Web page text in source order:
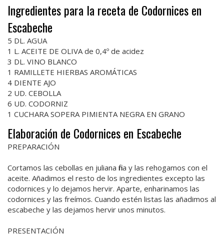
Ingredientes para la receta de Codornices en
Escabeche
5 DL. AGUA
1 L. ACEITE DE OLIVA de 0,4º de acidez
3 DL. VINO BLANCO
1 RAMILLETE HIERBAS AROMÁTICAS
4 DIENTE AJO
2 UD. CEBOLLA
6 UD. CODORNIZ
1 CUCHARA SOPERA PIMIENTA NEGRA EN GRANO
Elaboración de Codornices en Escabeche
PREPARACIÓN
Cortamos las cebollas en juliana fina y las rehogamos con el
aceite. Añadimos el resto de los ingredientes excepto las
codornices y lo dejamos hervir. Aparte, enharinamos las
codornices y las freímos. Cuando estén listas las añadimos al
escabeche y las dejamos hervir unos minutos.
PRESENTACIÓN